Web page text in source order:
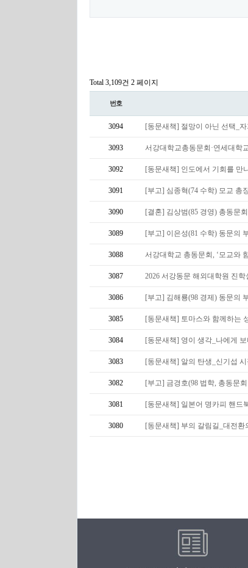
Total 3,109건 2 페이지
번호
3094 [동문새책] 절망이 아닌 선택_
3093 서강대학교총동문회·연세대학
3092 [동문새책] 인도에서 기회를 만
3091 [부고] 심종혁(74 수학) 모교 총
3090 [결혼] 김상범(85 경영) 총동문
3089 [부고] 이은성(81 수학) 동문의
3088 서강대학교 총동문회, ‘모교와
3087 2026 서강동문 해외대학원 진
3086 [부고] 김해룡(98 경제) 동문의
3085 [동문새책] 토마스와 함께하는
3084 [동문새책] 영이 생각_나에게
3083 [동문새책] 알의 탄생_신기섭 시
3082 [부고] 금경호(98 법학, 총동문
3081 [동문새책] 일본어 명카피 핸드
3080 [동문새책] 부의 갈림길_대전